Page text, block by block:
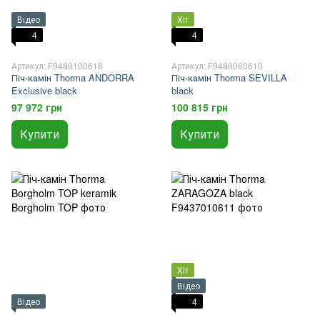
Відео
4
Артикул: F9489100618
Піч-камін Thorma ANDORRA
Exclusive black
97 972 грн
Купити
Хіт
4
Артикул: F9489060610
Піч-камін Thorma SEVILLA
black
100 815 грн
Купити
Відео
Хіт
Відео
4